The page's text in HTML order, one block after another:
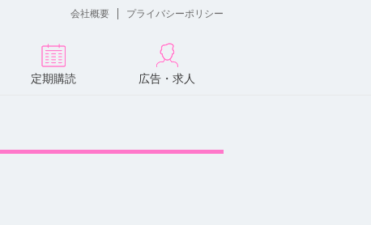
会社概要 プライバシーポリシー
定期購読 広告・求人